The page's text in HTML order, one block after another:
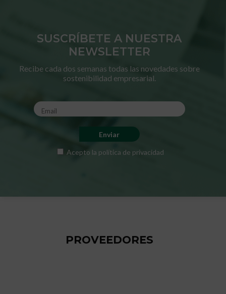
SUSCRÍBETE A NUESTRA
NEWSLETTER
Recibe cada dos semanas todas las novedades sobre
sostenibilidad empresarial.
Acepto la política de privacidad
PROVEEDORES